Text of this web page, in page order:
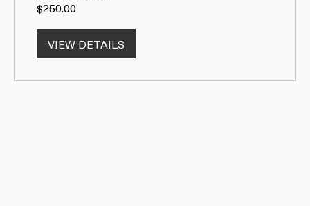
Pro Tools
6 Participants
$250.00
VIEW DETAILS